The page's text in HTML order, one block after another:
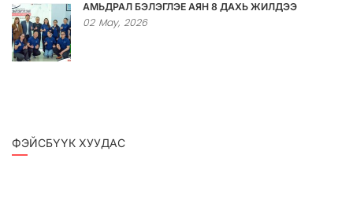
АМЬДРАЛ БЭЛЭГЛЭЕ АЯН 8 ДАХЬ ЖИЛДЭЭ
02 May, 2026
ФЭЙСБҮҮК ХУУДАС